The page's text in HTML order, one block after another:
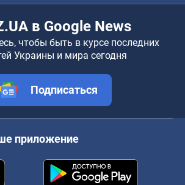
в Google News
чтобы быть в курсе последних
Украины и мира сегодня
Подписаться
приложение